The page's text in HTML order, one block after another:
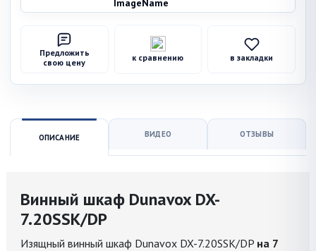
Предложить
свою цену
к сравнению в закладки
ОПИСАНИЕ ВИДЕО ОТЗЫВЫ
Винный шкаф Dunavox DX-
7.20SSK/DP
Изящный винный шкаф Dunavox DX-7.20SSK/DP на 7